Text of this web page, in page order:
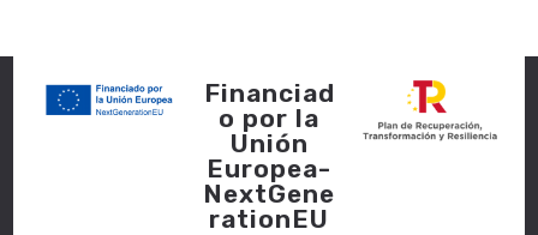
Financiad
o por la
Unión
Europea-
NextGene
rationEU